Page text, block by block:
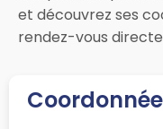
et découvrez ses
rendez-vous